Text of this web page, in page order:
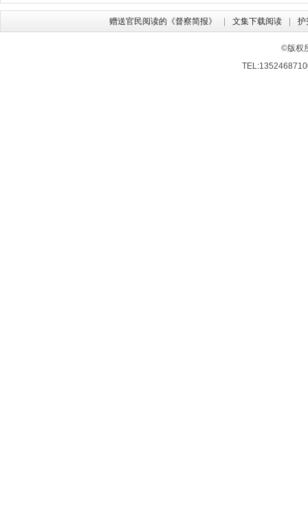
赠送官民阅读的《督察简报》 文集下载阅读 护
©版权